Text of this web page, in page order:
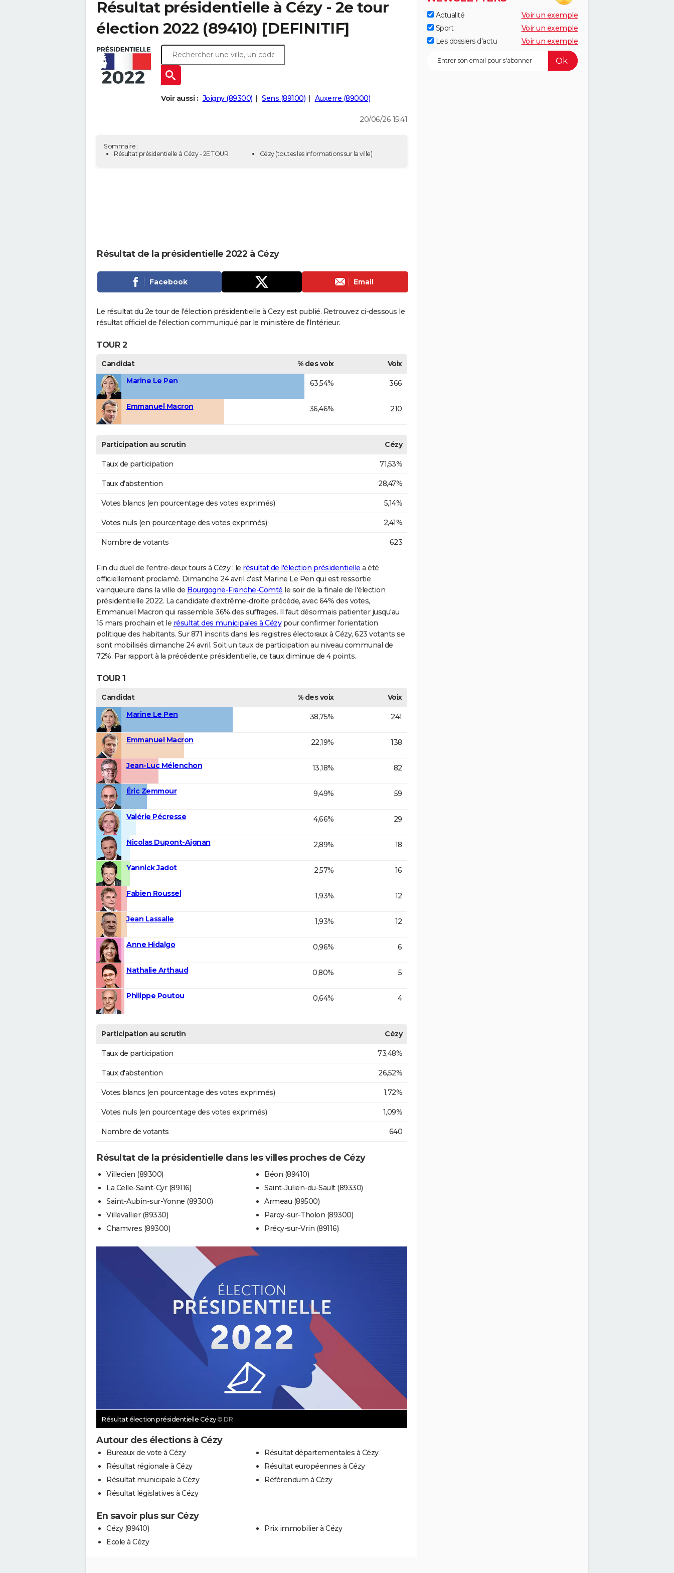
Résultat présidentielle à Cézy - 2e tour
élection 2022 (89410) [DEFINITIF]
Voir aussi : Joigny (89300) Sens (89100) Auxerre (89000)
20/06/26 15:41
Sommaire :
Résultat présidentielle à Cézy - 2E TOUR
Cézy(toutes les informations sur la ville)
Résultat de la présidentielle 2022 à Cézy
Facebook Email
Le résultat du 2e tour de l'élection présidentielle à Cezy est publié. Retrouvez ci-dessous le
résultat officiel de l'élection communiqué par le ministère de l'Intérieur.
TOUR 2
Candidat % des voix
Voix
Marine Le Pen
63,54% 366
Emmanuel Macron 36,46% 210
Participation au scrutin Cézy
Taux de participation 71,53%
Taux d'abstention 28,47%
Votes blancs (en pourcentage des votes exprimés) 5,14%
Votes nuls (en pourcentage des votes exprimés) 2,41%
Nombre de votants 623
Fin du duel de l'entre-deux tours à Cézy : le résultat de l'élection présidentielle a été
officiellement proclamé. Dimanche 24 avril c'est Marine Le Pen qui est ressortie
vainqueure dans la ville de Bourgogne-Franche-Comté le soir de la finale de l'élection
présidentielle 2022. La candidate d'extrême-droite précède, avec 64% des votes,
Emmanuel Macron qui rassemble 36% des suffrages. Il faut désormais patienter jusqu'au
15 mars prochain et le résultat des municipales à Cézypour confirmer l'orientation
politique des habitants. Sur 871 inscrits dans les registres électoraux à Cézy, 623 votants se
sont mobilisés dimanche 24 avril. Soit un taux de participation au niveau communal de
72%. Par rapport à la précédente présidentielle, ce taux diminue de 4 points.
TOUR 1
Candidat % des voix
Voix
Marine Le Pen
38,75% 241
Emmanuel Macron 22,19% 138
Jean-Luc Mélenchon 13,18% 82
Éric Zemmour 9,49% 59
Valérie Pécresse 4,66% 29
Nicolas Dupont-Aignan 2,89% 18
Yannick Jadot 2,57% 16
Fabien Roussel 1,93% 12
Jean Lassalle 1,93% 12
Anne Hidalgo 0,96% 6
Nathalie Arthaud 0,80% 5
Philippe Poutou 0,64% 4
Participation au scrutin Cézy
Taux de participation 73,48%
Taux d'abstention 26,52%
Votes blancs (en pourcentage des votes exprimés) 1,72%
Votes nuls (en pourcentage des votes exprimés) 1,09%
Nombre de votants 640
Résultat de la présidentielle dans les villes proches de Cézy
Villecien (89300)
La Celle-Saint-Cyr (89116)
Saint-Aubin-sur-Yonne (89300)
Villevallier (89330)
Chamvres (89300)
Béon (89410)
Saint-Julien-du-Sault (89330)
Armeau (89500)
Paroy-sur-Tholon (89300)
Précy-sur-Vrin (89116)
Résultat élection présidentielle Cézy © DR
Autour des élections à Cézy
Bureaux de vote à Cézy
Résultat régionale à Cézy
Résultat municipale à Cézy
Résultat législatives à Cézy
Résultat départementales à Cézy
Résultat européennes à Cézy
Référendum à Cézy
En savoir plus sur Cézy
Cézy (89410)
Ecole à Cézy
Prix immobilier à Cézy
Actualité
Voir un exemple
Sport
Voir un exemple
Les dossiers d'actu
Voir un exemple